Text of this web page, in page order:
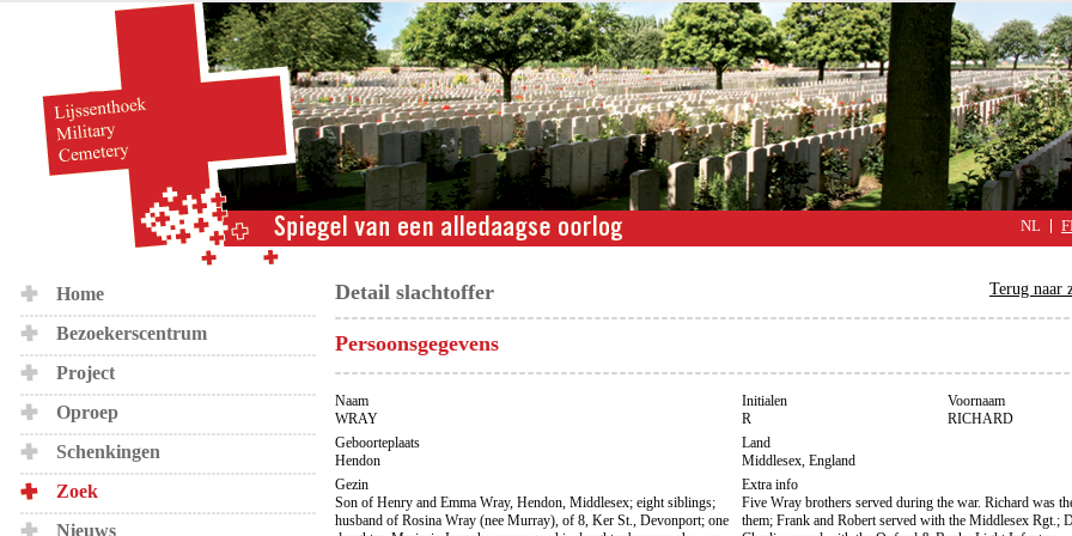
NL
Home
Bezoekerscentrum
Project
Oproep
Schenkingen
Zoek
Nieuws
Terug naar
Detail slachtoffer
Persoonsgegevens
Naam
WRAY
Initialen
R
Voornaam
RICHARD
Geboorteplaats
Hendon
Land
Middlesex, England
Gezin
Son of Henry and Emma Wray, Hendon, Middlesex; eight siblings;
husband of Rosina Wray (nee Murray), of 8, Ker St., Devonport; one
Extra info
Five Wray brothers served during the war. Richard was
them; Frank and Robert served with the Middlesex Rgt.;